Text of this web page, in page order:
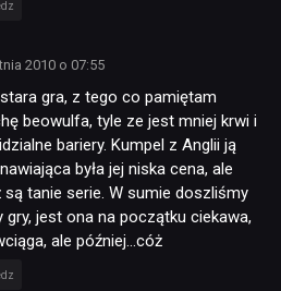
2010 o 07:55
gra, z tego co pamiętam
beowulfa, tyle ze jest mniej krwi i
bariery. Kumpel z Anglii ją
była jej niska cena, ale
są tanie serie. W sumie doszliśmy
gry, jest ona na początku ciekawa,
ale później…cóż